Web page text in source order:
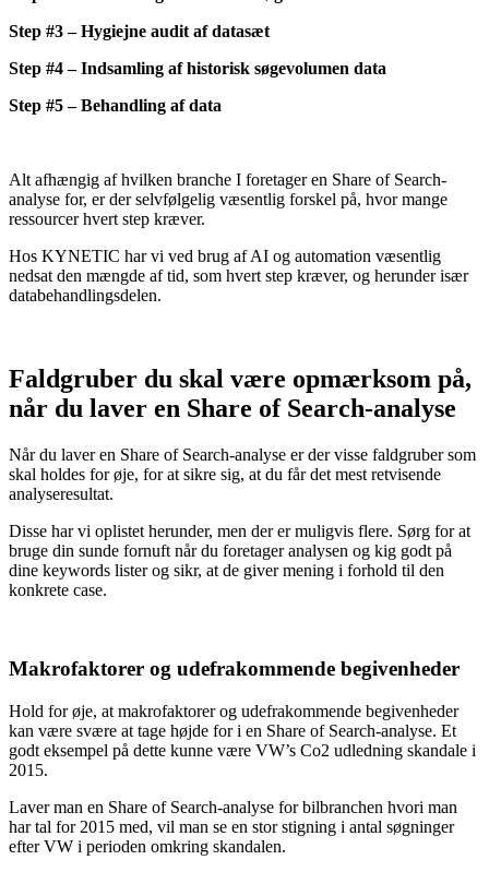
Step #3 – Hygiejne audit af datasæt
Step #4 – Indsamling af historisk søgevolumen data
Step #5 – Behandling af data
Alt afhængig af hvilken branche I foretager en Share of Search-
analyse for, er der selvfølgelig væsentlig forskel på, hvor mange
ressourcer hvert step kræver.
Hos KYNETIC har vi ved brug af AI og automation væsentlig
nedsat den mængde af tid, som hvert step kræver, og herunder især
databehandlingsdelen.
Faldgruber du skal være opmærksom på,
når du laver en Share of Search-analyse
Når du laver en Share of Search-analyse er der visse faldgruber som
skal holdes for øje, for at sikre sig, at du får det mest retvisende
analyseresultat.
Disse har vi oplistet herunder, men der er muligvis flere. Sørg for at
bruge din sunde fornuft når du foretager analysen og kig godt på
dine keywords lister og sikr, at de giver mening i forhold til den
konkrete case.
Makrofaktorer og udefrakommende begivenheder
Hold for øje, at makrofaktorer og udefrakommende begivenheder
kan være svære at tage højde for i en Share of Search-analyse. Et
godt eksempel på dette kunne være VW’s Co2 udledning skandale i
2015.
Laver man en Share of Search-analyse for bilbranchen hvori man
har tal for 2015 med, vil man se en stor stigning i antal søgninger
efter VW i perioden omkring skandalen.